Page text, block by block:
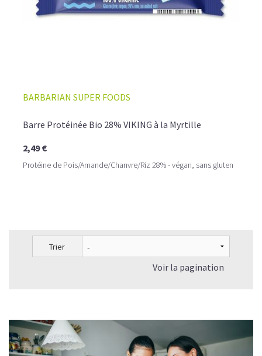
BARBARIAN SUPER FOODS
Barre Protéinée Bio 28% VIKING à la Myrtille
2,49 €
Protéine de Pois/Amande/Chanvre/Riz 28% - végan, sans gluten
Trier
Voir la pagination